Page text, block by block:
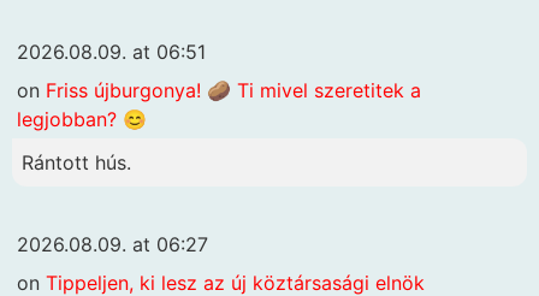
2026.08.09. at 06:51
on Friss újburgonya! 🥔 Ti mivel szeretitek a
legjobban? 😊
Rántott hús.
2026.08.09. at 06:27
on Tippeljen, ki lesz az új köztársasági elnök